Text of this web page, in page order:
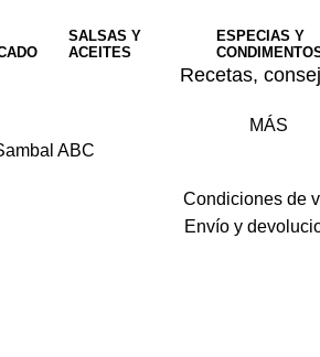
SALSAS Y
ACEITES
ESPECIAS Y
Recetas,
MÁS
ABC
Condiciones de
Envío y